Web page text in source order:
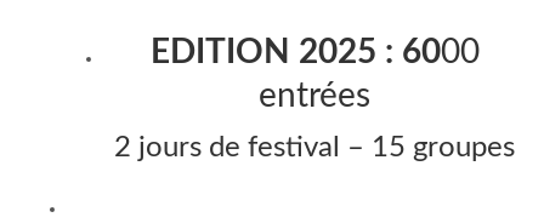
EDITION 2025 : 6000
entrées
2 jours de festival – 15 groupes